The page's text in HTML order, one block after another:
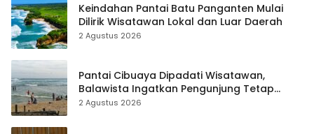
Keindahan Pantai Batu Panganten Mulai
Dilirik Wisatawan Lokal dan Luar Daerah
2 Agustus 2026
Pantai Cibuaya Dipadati Wisatawan,
Balawista Ingatkan Pengunjung Tetap
Waspada
2 Agustus 2026